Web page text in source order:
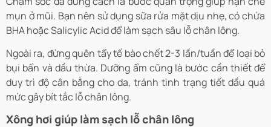
mụn ở mũi. Bạn nên sử dụng sữa rửa mặt dịu nhẹ, có chứa
BHA hoặc Salicylic Acid để làm sạch sâu lỗ chân lông.
Ngoài ra, đừng quên tẩy tế bào chết 2-3 lần/tuần để loại bỏ
bụi bẩn và dầu thừa. Dưỡng ẩm cũng là bước cần thiết để
duy trì độ cân bằng cho da, tránh tình trạng tiết dầu quá
mức gây bít tắc lỗ chân lông.
Xông hơi giúp làm sạch lỗ chân lông